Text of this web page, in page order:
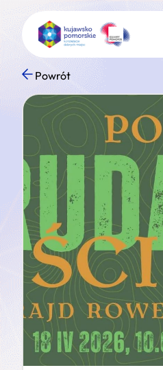
Znajdź atrakcję
Nazwa atrakcji
Powrót